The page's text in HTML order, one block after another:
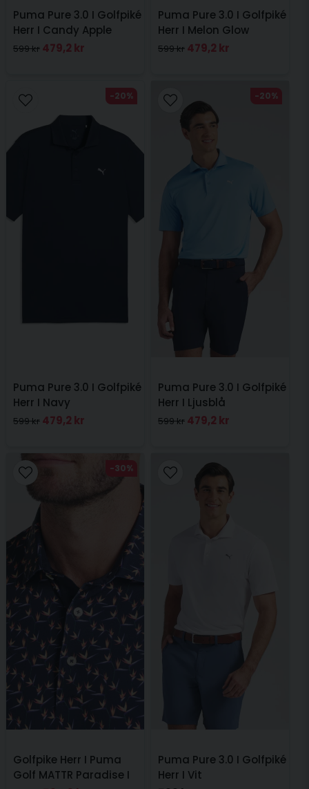
Puma Pure 3.0 I Golfpiké
Herr I Candy Apple
599 kr 479,2 kr
Puma Pure 3.0 I Golfpiké
Herr I Melon Glow
599 kr 479,2 kr
Puma Pure 3.0 I Golfpiké
Herr I Navy
599 kr 479,2 kr
-20%
Puma Pure 3.0 I Golfpiké
Herr I Ljusblå
599 kr 479,2 kr
-20%
Golfpike Herr I Puma
Golf MATTR Paradise I
-30%
Puma Pure 3.0 I Golfpiké
Herr I Vit